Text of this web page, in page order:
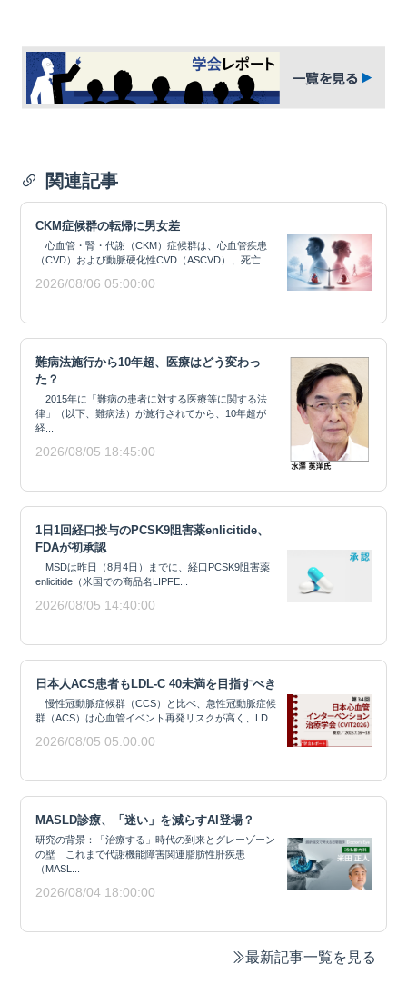
関連記事
CKM症候群の転帰に男女差
心血管・腎・代謝（CKM）症候群は、心血管疾患
（CVD）および動脈硬化性CVD（ASCVD）、死亡...
2026/08/06 05:00:00
難病法施行から10年超、医療はどう変わっ
た？
2015年に「難病の患者に対する医療等に関する法
律」（以下、難病法）が施行されてから、10年超が
経...
2026/08/05 18:45:00
1日1回経口投与のPCSK9阻害薬enlicitide、
FDAが初承認
MSDは昨日（8月4日）までに、経口PCSK9阻害薬
enlicitide（米国での商品名LIPFE...
2026/08/05 14:40:00
日本人ACS患者もLDL-C 40未満を目指すべき
慢性冠動脈症候群（CCS）と比べ、急性冠動脈症候
群（ACS）は心血管イベント再発リスクが高く、LD...
2026/08/05 05:00:00
MASLD診療、「迷い」を減らすAI登場？
研究の背景：「治療する」時代の到来とグレーゾーン
の壁 これまで代謝機能障害関連脂肪性肝疾患
（MASL...
2026/08/04 18:00:00
最新記事一覧を見る